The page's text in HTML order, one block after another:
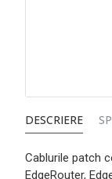
DESCRIERE
Cablurile patch
EdgeRouter,